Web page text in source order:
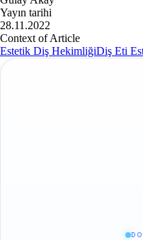
Yayın tarihi
28.11.2022
Context of Article
Estetik Diş HekimliğiDiş Eti